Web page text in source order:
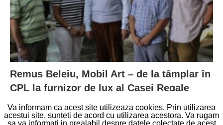
Remus Beleiu, Mobil Art – de la tâmplar în
CPL la furnizor de lux al Casei Regale
Va informam ca acest site utilizeaza cookies. Prin utilizarea
acestui site, sunteti de acord cu utilizarea acestora. Va rugam
sa va informati in prealabil despre datele colectate de acest